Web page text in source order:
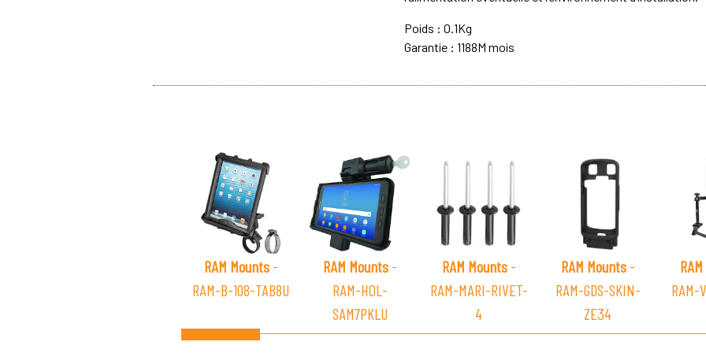
Poids : 0.1Kg
Garantie : 1188M mois
RAM Mounts-
RAM-B-108-TAB8U
RAM Mounts-
RAM-HOL-
SAM7PKLU
RAM Mounts-
RAM-MARI-RIVET-
4
RAM Mounts-
RAM-GDS-SKIN-
ZE34
RAM-